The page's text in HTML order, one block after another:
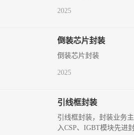
2025
倒装芯片封装
倒装芯片封装
2025
引线框封装
引线框封装，封装业务
入CSP、IGBT模块先进